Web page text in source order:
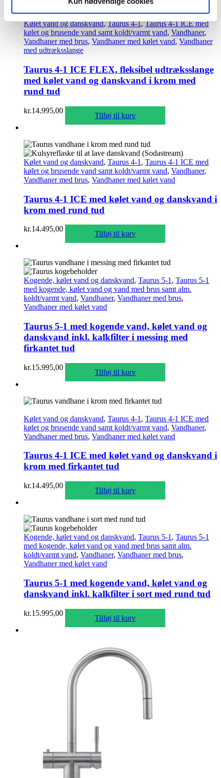
Kølet vand og danskvand,Taurus 4-1,Taurus 4-1 ICE med
kølet og brusende vand samt koldt/varmt vand, Vandhaner,
Vandhaner med brus, Vandhaner med kølet vand, Vandhaner
med udtræksslange
Taurus 4-1 ICE FLEX, fleksibel udtræksslange
med kølet vand og danskvand i krom med
rund tud
kr.14.995,00
Tilføj til kurv
Kølet vand og danskvand, Taurus 4-1 , Taurus 4-1 ICE med
kølet og brusende vand samt koldt/varmt vand, Vandhaner,
Vandhaner med brus, Vandhaner med kølet vand
Taurus 4-1 ICE med kølet vand og danskvand i
krom med rund tud
kr.14.495,00
Tilføj til kurv
Kogende, kølet vand og danskvand, Taurus 5-1 , Taurus 5-1
med kogende, kølet vand og vand med brus samt alm.
koldt/varmt vand, Vandhaner, Vandhaner med brus,
Vandhaner med kølet vand
Taurus 5-1 med kogende vand, kølet vand og
danskvand inkl. kalkfilter i messing med
firkantet tud
kr.15.995,00
Tilføj til kurv
Kølet vand og danskvand, Taurus 4-1 , Taurus 4-1 ICE med
kølet og brusende vand samt koldt/varmt vand, Vandhaner,
Vandhaner med brus, Vandhaner med kølet vand
Taurus 4-1 ICE med kølet vand og danskvand i
krom med firkantet tud
kr.14.495,00
Tilføj til kurv
Kogende, kølet vand og danskvand, Taurus 5-1 , Taurus 5-1
med kogende, kølet vand og vand med brus samt alm.
koldt/varmt vand, Vandhaner, Vandhaner med brus,
Vandhaner med kølet vand
Taurus 5-1 med kogende vand, kølet vand og
danskvand inkl. kalkfilter i sort med rund tud
kr.15.995,00
Tilføj til kurv